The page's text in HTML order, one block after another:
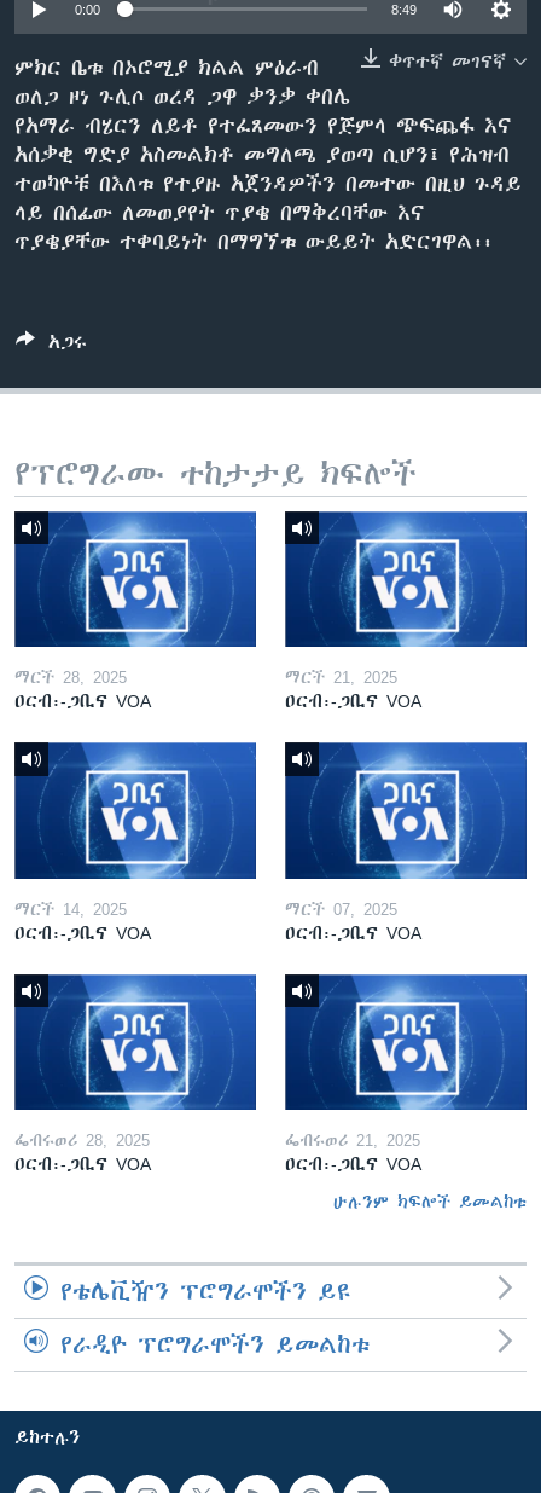
0:00 8:49
ቀጥተኛ መገናኛ
ምክር ቤቱ በኦሮሚያ ክልል ምዕራብ
ወለጋ ዞነ ጉሊሶ ወረዳ ጋዋ ቃንቃ ቀበሌ
የአማራ ብሄርን ለይቶ የተፈጸመውን የጅምላ ጭፍጨፋ እና
አሰቃቂ ግድያ አስመልክቶ መግለጫ ያወጣ ሲሆን፤ የሕዝብ
ተወካዮቹ በእለቱ የተያዙ አጀንዳዎችን በመተው በዚህ ጉዳይ
ላይ በሰፊው ለመወያየት ጥያቄ በማቅረባቸው እና
ጥያቄያቸው ተቀባይነት በማግኘቱ ውይይት አድርገዋል፡፡
አጋሩ
የፕሮግራሙ ተከታታይ ክፍሎች
ማርች 28, 2025
ዐርብ፡-ጋቢና VOA
ማርች 21, 2025
ዐርብ፡-ጋቢና VOA
ማርች 14, 2025
ዐርብ፡-ጋቢና VOA
ማርች 07, 2025
ዐርብ፡-ጋቢና VOA
ፌብሩወሪ 28, 2025
ዐርብ፡-ጋቢና VOA
ፌብሩወሪ 21, 2025
ዐርብ፡-ጋቢና VOA
ሁሉንም ክፍሎች ይመልከቱ
የቴሌቪዥን ፕሮግራሞችን ይዩ
የራዲዮ ፕሮግራሞችን ይመልከቱ
ይከተሉን